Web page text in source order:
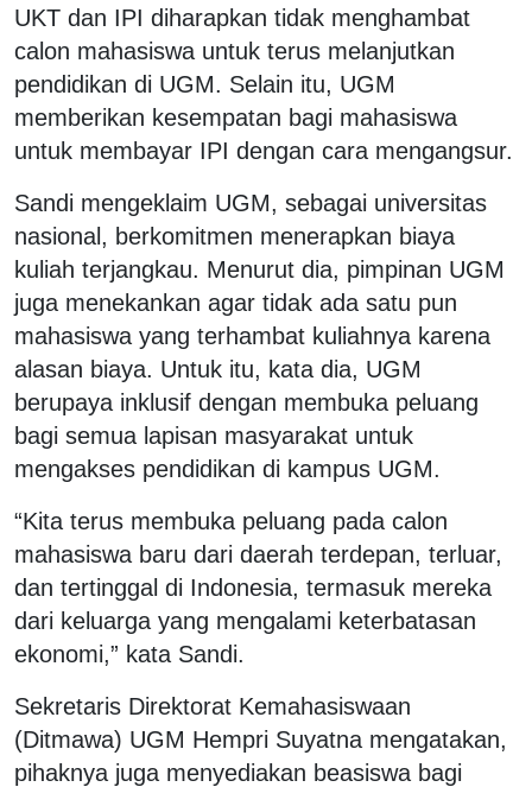
UKT dan IPI diharapkan tidak menghambat
calon mahasiswa untuk terus melanjutkan
pendidikan di UGM. Selain itu, UGM
memberikan kesempatan bagi mahasiswa
untuk membayar IPI dengan cara mengangsur.
Sandi mengeklaim UGM, sebagai universitas
nasional, berkomitmen menerapkan biaya
kuliah terjangkau. Menurut dia, pimpinan UGM
juga menekankan agar tidak ada satu pun
mahasiswa yang terhambat kuliahnya karena
alasan biaya. Untuk itu, kata dia, UGM
berupaya inklusif dengan membuka peluang
bagi semua lapisan masyarakat untuk
mengakses pendidikan di kampus UGM.
“Kita terus membuka peluang pada calon
mahasiswa baru dari daerah terdepan, terluar,
dan tertinggal di Indonesia, termasuk mereka
dari keluarga yang mengalami keterbatasan
ekonomi,” kata Sandi.
Sekretaris Direktorat Kemahasiswaan
(Ditmawa) UGM Hempri Suyatna mengatakan,
pihaknya juga menyediakan beasiswa bagi